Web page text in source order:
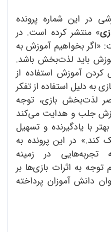
در این شماره پرونده
» منتشر کرده است. در
«اگر بخواهیم آموزش به
باید لذت‌بخش باشد.
آموزش استفاده از
به دلیل استفاده از تفکر
لذت‌بخش بازی، توجه
جلب و هدایت می‌کند
با یادگیرنده و تسهیل
کند.» در این پرونده به
تجربه‌هایی در زمینه
توجه به اثرات بازی‌ها بر
دانش آموزان پرداخته